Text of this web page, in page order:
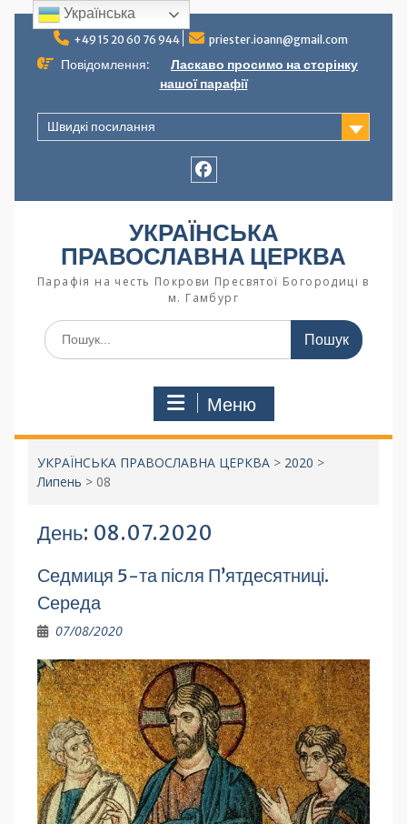
+49 15 20 60 76 944 priester.ioann@gmail.com
Повідомлення:
Ласкаво просимо на сторінку
нашої парафії
Швидкі посилання
УКРАЇНСЬКА
ПРАВОСЛАВНА ЦЕРКВА
Парафія на честь Покрови Пресвятої Богородиці в
м. Гамбург
Меню
УКРАЇНСЬКА ПРАВОСЛАВНА ЦЕРКВА> 2020 >
Липень > 08
День: 08.07.2020
Седмиця 5-та після П’ятдесятниці.
Середа
07/08/2020
Українська